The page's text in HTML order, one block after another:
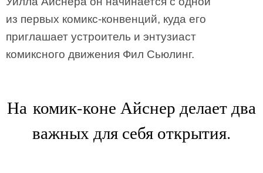
из первых комикс-конвенций, куда его
приглашает устроитель и энтузиаст
комиксного движения Фил Сьюлинг.
На комик-коне Айснер делает два
важных для себя открытия.